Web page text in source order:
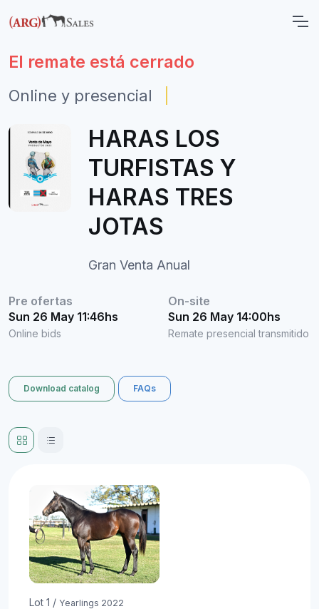
El remate está cerrado
Online y presencial
HARAS LOS
TURFISTAS Y
HARAS TRES
JOTAS
Gran Venta Anual
Pre ofertas
Sun 26 May 11:46hs
Online bids
On-site
Sun 26 May 14:00hs
Remate presencial transmitido
Download catalog FAQs
Lot 1 / Yearlings 2022